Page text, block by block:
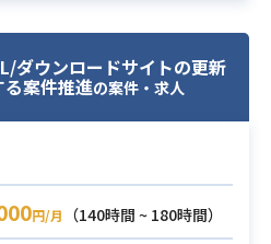
シャル、アクション、カメ
など幅広いモーションの制
ー、ディレクターと連携し
シャル、アクション、カメ
ダウンロードサイトの更新
案件推進の案件・求人
円/月
（140時間 ~ 180時間）